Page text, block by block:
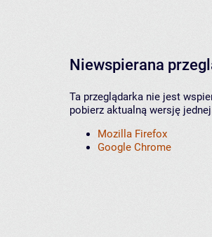
Niewspierana
Ta przeglądarka nie jest
pobierz aktualną wersję
Mozilla Firefox
Google Chrome